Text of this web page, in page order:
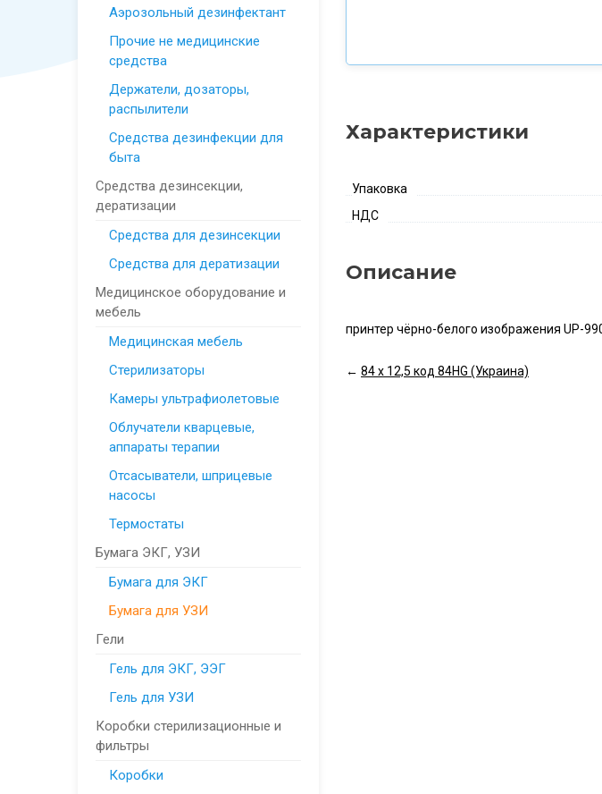
Аэрозольный дезинфектант
Прочие не медицинские
средства
Держатели, дозаторы,
распылители
Средства дезинфекции для
быта
Средства дезинсекции,
дератизации
Средства для дезинсекции
Средства для дератизации
Медицинское оборудование и
мебель
Медицинская мебель
Стерилизаторы
Камеры ультрафиолетовые
Облучатели кварцевые,
аппараты терапии
Отсасыватели, шприцевые
насосы
Термостаты
Бумага ЭКГ, УЗИ
Бумага для ЭКГ
Бумага для УЗИ
Гели
Гель для ЭКГ, ЭЭГ
Гель для УЗИ
Коробки стерилизационные и
фильтры
Коробки
Характеристики
Упаковка
НДС
Описание
принтер чёрно-белого изображения UP-
← 84 х 12,5 код 84HG (Украина)